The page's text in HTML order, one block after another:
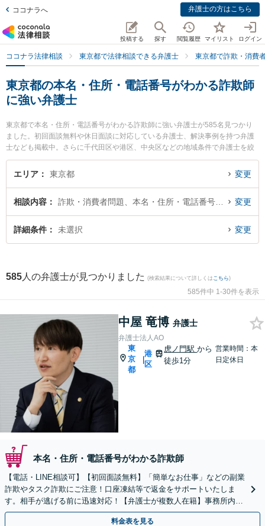
ココナラへ 弁護士の方はこちら
投稿する 探す 閲覧履歴 マイリスト ログイン
ココナラ法律相談 東京都で法律相談できる弁護士 東京都で詐欺・消費
東京都の本名・住所・電話番号がわかる詐欺師
に強い弁護士
東京都で本名・住所・電話番号がわかる詐欺師に強い弁護士が585名見つかり
ました。初回面談無料や休日面談に対応している弁護士、解決事例を持つ弁護
士なども掲載中。さらに千代田区や港区、中央区などの地域条件で弁護士を絞
り込めます。詐欺・消費者問題に関係する投資詐欺や副業詐欺、FX詐欺等の細
かな分野での絞り込み検索もでき便利です。特に弁護士法人AOの中屋 竜博弁護
都で土日や夜間に発生した本名・住所・電話番号がわかる詐欺師のトラブルを
今すぐに弁護士に相談したい』『本名・住所・電話番号がわかる詐欺師のトラ
ブル解決の実績豊富な近くの弁護士を検索したい』『初回相談無料で本名・住
エリア 東京都 変更
相談内容 変更
詳細条件 未選択 変更
585 人の弁護士が見つかりました (検索結果について詳しくは こちら)
585件中 1-30件を表示
中屋 竜博 弁護士
弁護士法人AO
東
京
都
|
港
区
虎ノ門駅から
徒歩1分
営業時間：本
日定休日
本名・住所・電話番号がわかる詐欺師
【電話・LINE相談可】【初回面談無料】「簡単なお仕事」などの副業
詐欺やタスク詐欺にご注意！口座凍結等で返金をサポートいたしま
す。相手が逃げる前に迅速対応！【弁護士が複数人在籍】事務所内で
連携し問題解決へ【休日・夜間面談可】【虎ノ門駅1分】
料金表を見る